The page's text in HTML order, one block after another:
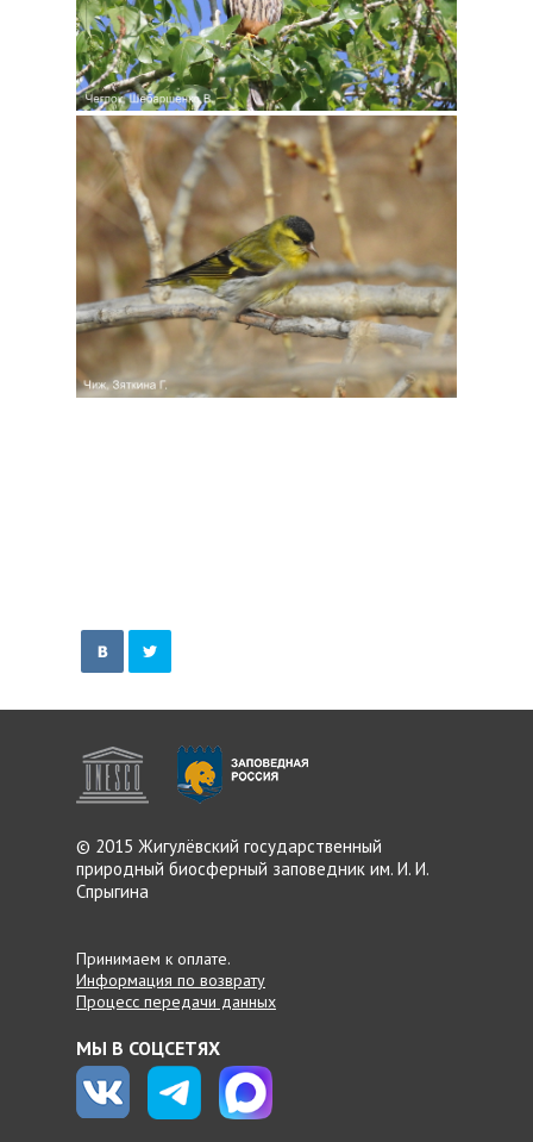
© 2015 Жигулёвский государственный
природный биосферный заповедник им. И. И.
Спрыгина
Принимаем к оплате.
Информация по возврату
Процесс передачи данных
МЫ В СОЦСЕТЯХ